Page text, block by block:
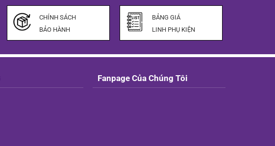
CHÍNH SÁCH
BẢO HÀNH
BẢNG GIÁ
LINH PHỤ KIỆN
Fanpage Của Chúng Tôi